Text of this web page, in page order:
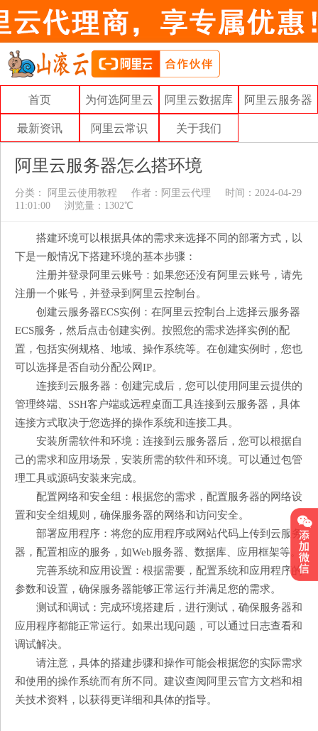
首页 为何选阿里云 阿里云数据库 阿里云服务器
最新资讯 阿里云常识 关于我们
阿里云服务器怎么搭环境
分类： 阿里云使用教程 作者： 阿里云代理
时间：2024-04-29
11:01:00
浏览量：1302℃
搭建环境可以根据具体的需求来选择不同的部署方式，以
下是一般情况下搭建环境的基本步骤：
注册并登录阿里云账号：如果您还没有阿里云账号，请先
注册一个账号，并登录到阿里云控制台。
创建云服务器ECS实例：在阿里云控制台上选择云服务器
ECS服务，然后点击创建实例。按照您的需求选择实例的配
置，包括实例规格、地域、操作系统等。在创建实例时，您也
可以选择是否自动分配公网IP。
连接到云服务器：创建完成后，您可以使用阿里云提供的
管理终端、SSH客户端或远程桌面工具连接到云服务器，具体
连接方式取决于您选择的操作系统和连接工具。
安装所需软件和环境：连接到云服务器后，您可以根据自
己的需求和应用场景，安装所需的软件和环境。可以通过包管
理工具或源码安装来完成。
配置网络和安全组：根据您的需求，配置服务器的网络设
置和安全组规则，确保服务器的网络和访问安全。
部署应用程序：将您的应用程序或网站代码上传到云服务
器，配置相应的服务，如Web服务器、数据库、应用框架等。
完善系统和应用设置：根据需要，配置系统和应用程序的
参数和设置，确保服务器能够正常运行并满足您的需求。
测试和调试：完成环境搭建后，进行测试，确保服务器和
应用程序都能正常运行。如果出现问题，可以通过日志查看和
调试解决。
请注意，具体的搭建步骤和操作可能会根据您的实际需求
和使用的操作系统而有所不同。建议查阅阿里云官方文档和相
关技术资料，以获得更详细和具体的指导。